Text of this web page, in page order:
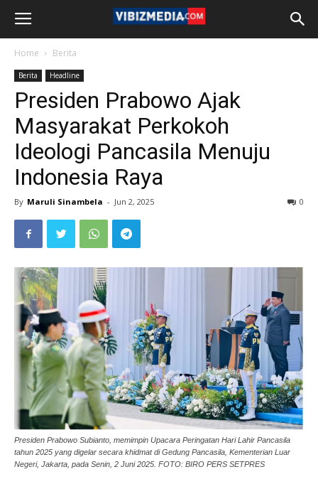
Home Berita
Berita Headline
Presiden Prabowo Ajak
Masyarakat Perkokoh
Ideologi Pancasila Menuju
Indonesia Raya
By Maruli Sinambela - Jun 2, 2025 0
Presiden Prabowo Subianto, memimpin Upacara Peringatan Hari Lahir Pancasila
tahun 2025 yang digelar secara khidmat di Gedung Pancasila, Kementerian Luar
Negeri, Jakarta, pada Senin, 2 Juni 2025. FOTO: BIRO PERS SETPRES